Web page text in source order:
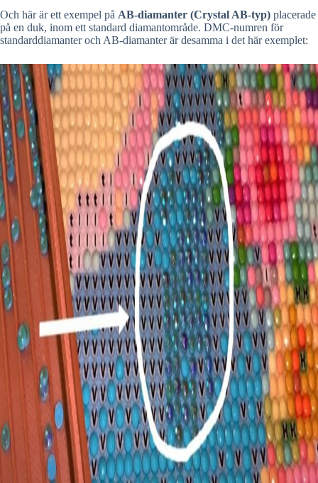
Och här är ett exempel på AB-diamanter (Crystal AB-typ) placerade
på en duk, inom ett standard diamantområde. DMC-numren för
standarddiamanter och AB-diamanter är desamma i det här exemplet: